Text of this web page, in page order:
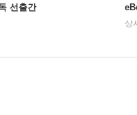
선출간
상